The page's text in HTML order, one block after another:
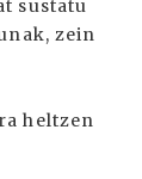
sustatu
zein
heltzen